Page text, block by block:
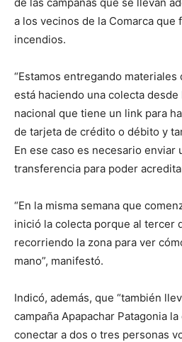
a los vecinos de la Comarca que
incendios.
“Estamos entregando
está haciendo una colecta desde
nacional que tiene un link para
de tarjeta de crédito o débito y
En ese caso es necesario enviar
transferencia para poder
“En la misma semana que
inició la colecta porque al tercer
recorriendo la zona para ver
mano”, manifestó.
Indicó, además, que “también
campaña Apapachar Patagonia
conectar a dos o tres personas